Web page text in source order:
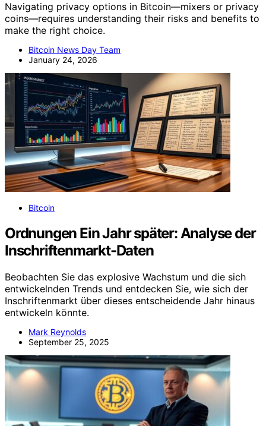
Navigating privacy options in Bitcoin—mixers or privacy
coins—requires understanding their risks and benefits to
make the right choice.
Bitcoin News Day Team
January 24, 2026
Bitcoin
Ordnungen Ein Jahr später: Analyse der
Inschriftenmarkt-Daten
Beobachten Sie das explosive Wachstum und die sich
entwickelnden Trends und entdecken Sie, wie sich der
Inschriftenmarkt über dieses entscheidende Jahr hinaus
entwickeln könnte.
Mark Reynolds
September 25, 2025